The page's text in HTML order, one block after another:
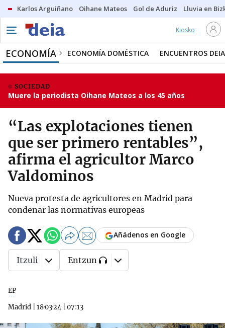
Karlos Arguiñano Oihane Mateos Gol de Aduriz Lluvia en
Kiosko
ECONOMÍA ECONOMÍA DOMÉSTICA ENCUENTROS DEIA
SOCIEDAD
Muere la periodista Oihane Mateos a los 45 años
“Las explotaciones tienen
que ser primero rentables”,
afirma el agricultor Marco
Valdominos
Nueva protesta de agricultores en Madrid para
condenar las normativas europeas
EP
Madrid
18·03·24 07:13
Añádenos en Google
Itzuli Entzun